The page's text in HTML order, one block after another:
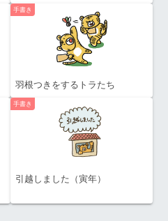
手書き
羽根つきをするトラたち
手書き
引越しました（寅年）